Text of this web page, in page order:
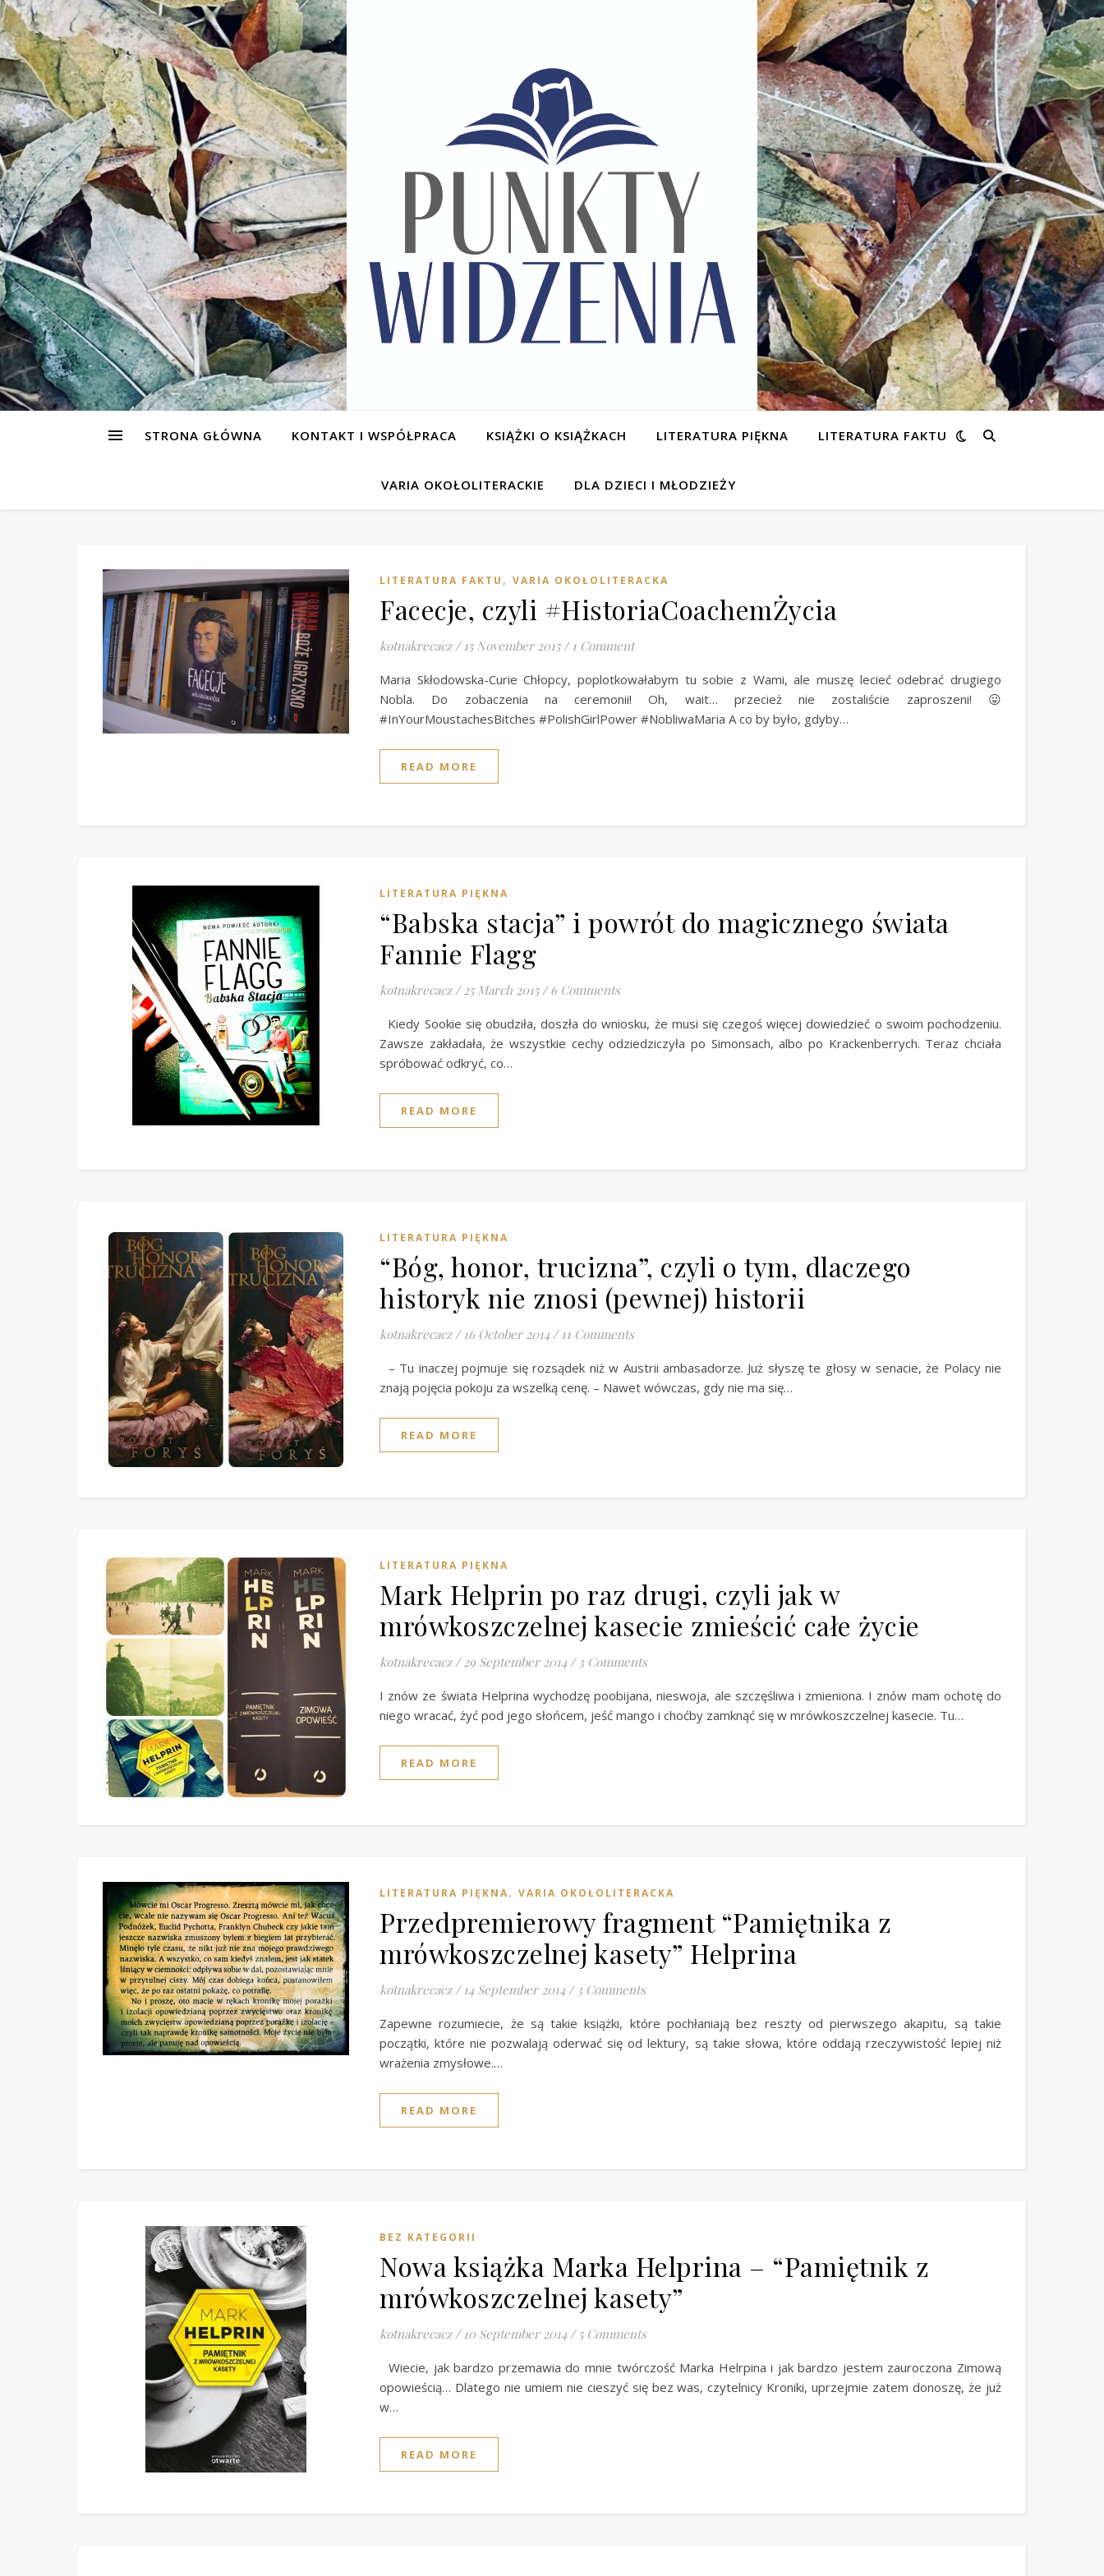
Recenzje, zwyczaje czytelnicze, podróże literackie
STRONA GŁÓWNA KONTAKT I WSPÓŁPRACA KSIĄŻKI O KSIĄŻKACH LITERATURA PIĘKNA LITERATURA FAKTU
VARIA OKOŁOLITERACKIE DLA DZIECI I MŁODZIEŻY
LITERATURA FAKTU , VARIA OKOŁOLITERACKA
Facecje, czyli #HistoriaCoachemŻycia
kotnakrecacz / 15 November 2015 / 1 Comment
Maria Skłodowska-Curie Chłopcy, poplotkowałabym tu sobie z Wami, ale muszę lecieć odebrać drugiego
Nobla. Do zobaczenia na ceremonii! Oh, wait… przecież nie zostaliście zaproszeni! 😛
#InYourMoustachesBitches #PolishGirlPower #NobliwaMaria A co by było, gdyby…
READ MORE
LITERATURA PIĘKNA
“Babska stacja” i powrót do magicznego świata
Fannie Flagg
kotnakrecacz / 25 March 2015 / 6 Comments
Kiedy Sookie się obudziła, doszła do wniosku, że musi się czegoś więcej dowiedzieć o swoim pochodzeniu.
Zawsze zakładała, że wszystkie cechy odziedziczyła po Simonsach, albo po Krackenberrych. Teraz chciała
spróbować odkryć, co…
READ MORE
LITERATURA PIĘKNA
“Bóg, honor, trucizna”, czyli o tym, dlaczego
historyk nie znosi (pewnej) historii
kotnakrecacz / 16 October 2014 / 11 Comments
– Tu inaczej pojmuje się rozsądek niż w Austrii ambasadorze. Już słyszę te głosy w senacie, że Polacy nie
znają pojęcia pokoju za wszelką cenę. – Nawet wówczas, gdy nie ma się…
READ MORE
LITERATURA PIĘKNA
Mark Helprin po raz drugi, czyli jak w
mrówkoszczelnej kasecie zmieścić całe życie
kotnakrecacz / 29 September 2014 / 3 Comments
I znów ze świata Helprina wychodzę poobijana, nieswoja, ale szczęśliwa i zmieniona. I znów mam ochotę do
niego wracać, żyć pod jego słońcem, jeść mango i choćby zamknąć się w mrówkoszczelnej kasecie. Tu…
READ MORE
LITERATURA PIĘKNA, VARIA OKOŁOLITERACKA
Przedpremierowy fragment “Pamiętnika z
mrówkoszczelnej kasety” Helprina
kotnakrecacz / 14 September 2014 / 3 Comments
Zapewne rozumiecie, że są takie książki, które pochłaniają bez reszty od pierwszego akapitu, są takie
początki, które nie pozwalają oderwać się od lektury, są takie słowa, które oddają rzeczywistość lepiej niż
wrażenia zmysłowe.…
READ MORE
BEZ KATEGORII
Nowa książka Marka Helprina – “Pamiętnik z
mrówkoszczelnej kasety”
kotnakrecacz / 10 September 2014 / 5 Comments
Wiecie, jak bardzo przemawia do mnie twórczość Marka Helrpina i jak bardzo jestem zauroczona Zimową
opowieścią… Dlatego nie umiem nie cieszyć się bez was, czytelnicy Kroniki, uprzejmie zatem donoszę, że już
w…
READ MORE